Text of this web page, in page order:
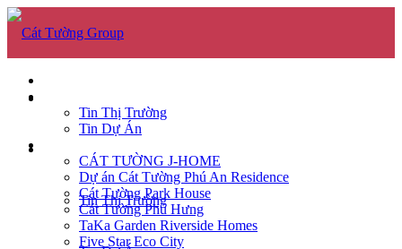
TIN TỨC
Tin Thị Trường
Tin Thị Trường
Tin Dự Án
CÁT TƯỜNG J-HOME
Dự án Cát Tường Phú An Residence
Cát Tường Park House
Cát Tường Phú Hưng
TaKa Garden Riverside Homes
Five Star Eco City